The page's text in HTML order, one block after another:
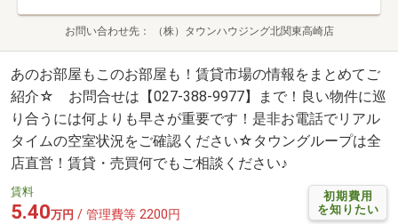
お問い合わせ先 （株）タウンハウジング北関東高崎店
あのお部屋もこのお部屋も！賃貸市場の情報をまとめてご
紹介☆ お問合せは【027-388-9977】まで！良い物件に巡
り合うには何よりも早さが重要です！是非お電話でリアル
タイムの空室状況をご確認ください☆タウングループは全
店直営！賃貸・売買何でもご相談ください♪
初期費用
を知りたい
賃料
5.40万円 / 管理費等 2200円